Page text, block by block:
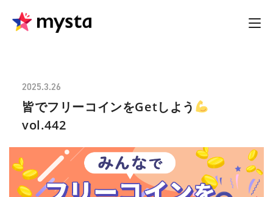
2025.3.26
皆でフリーコインをGetしよう
vol.442